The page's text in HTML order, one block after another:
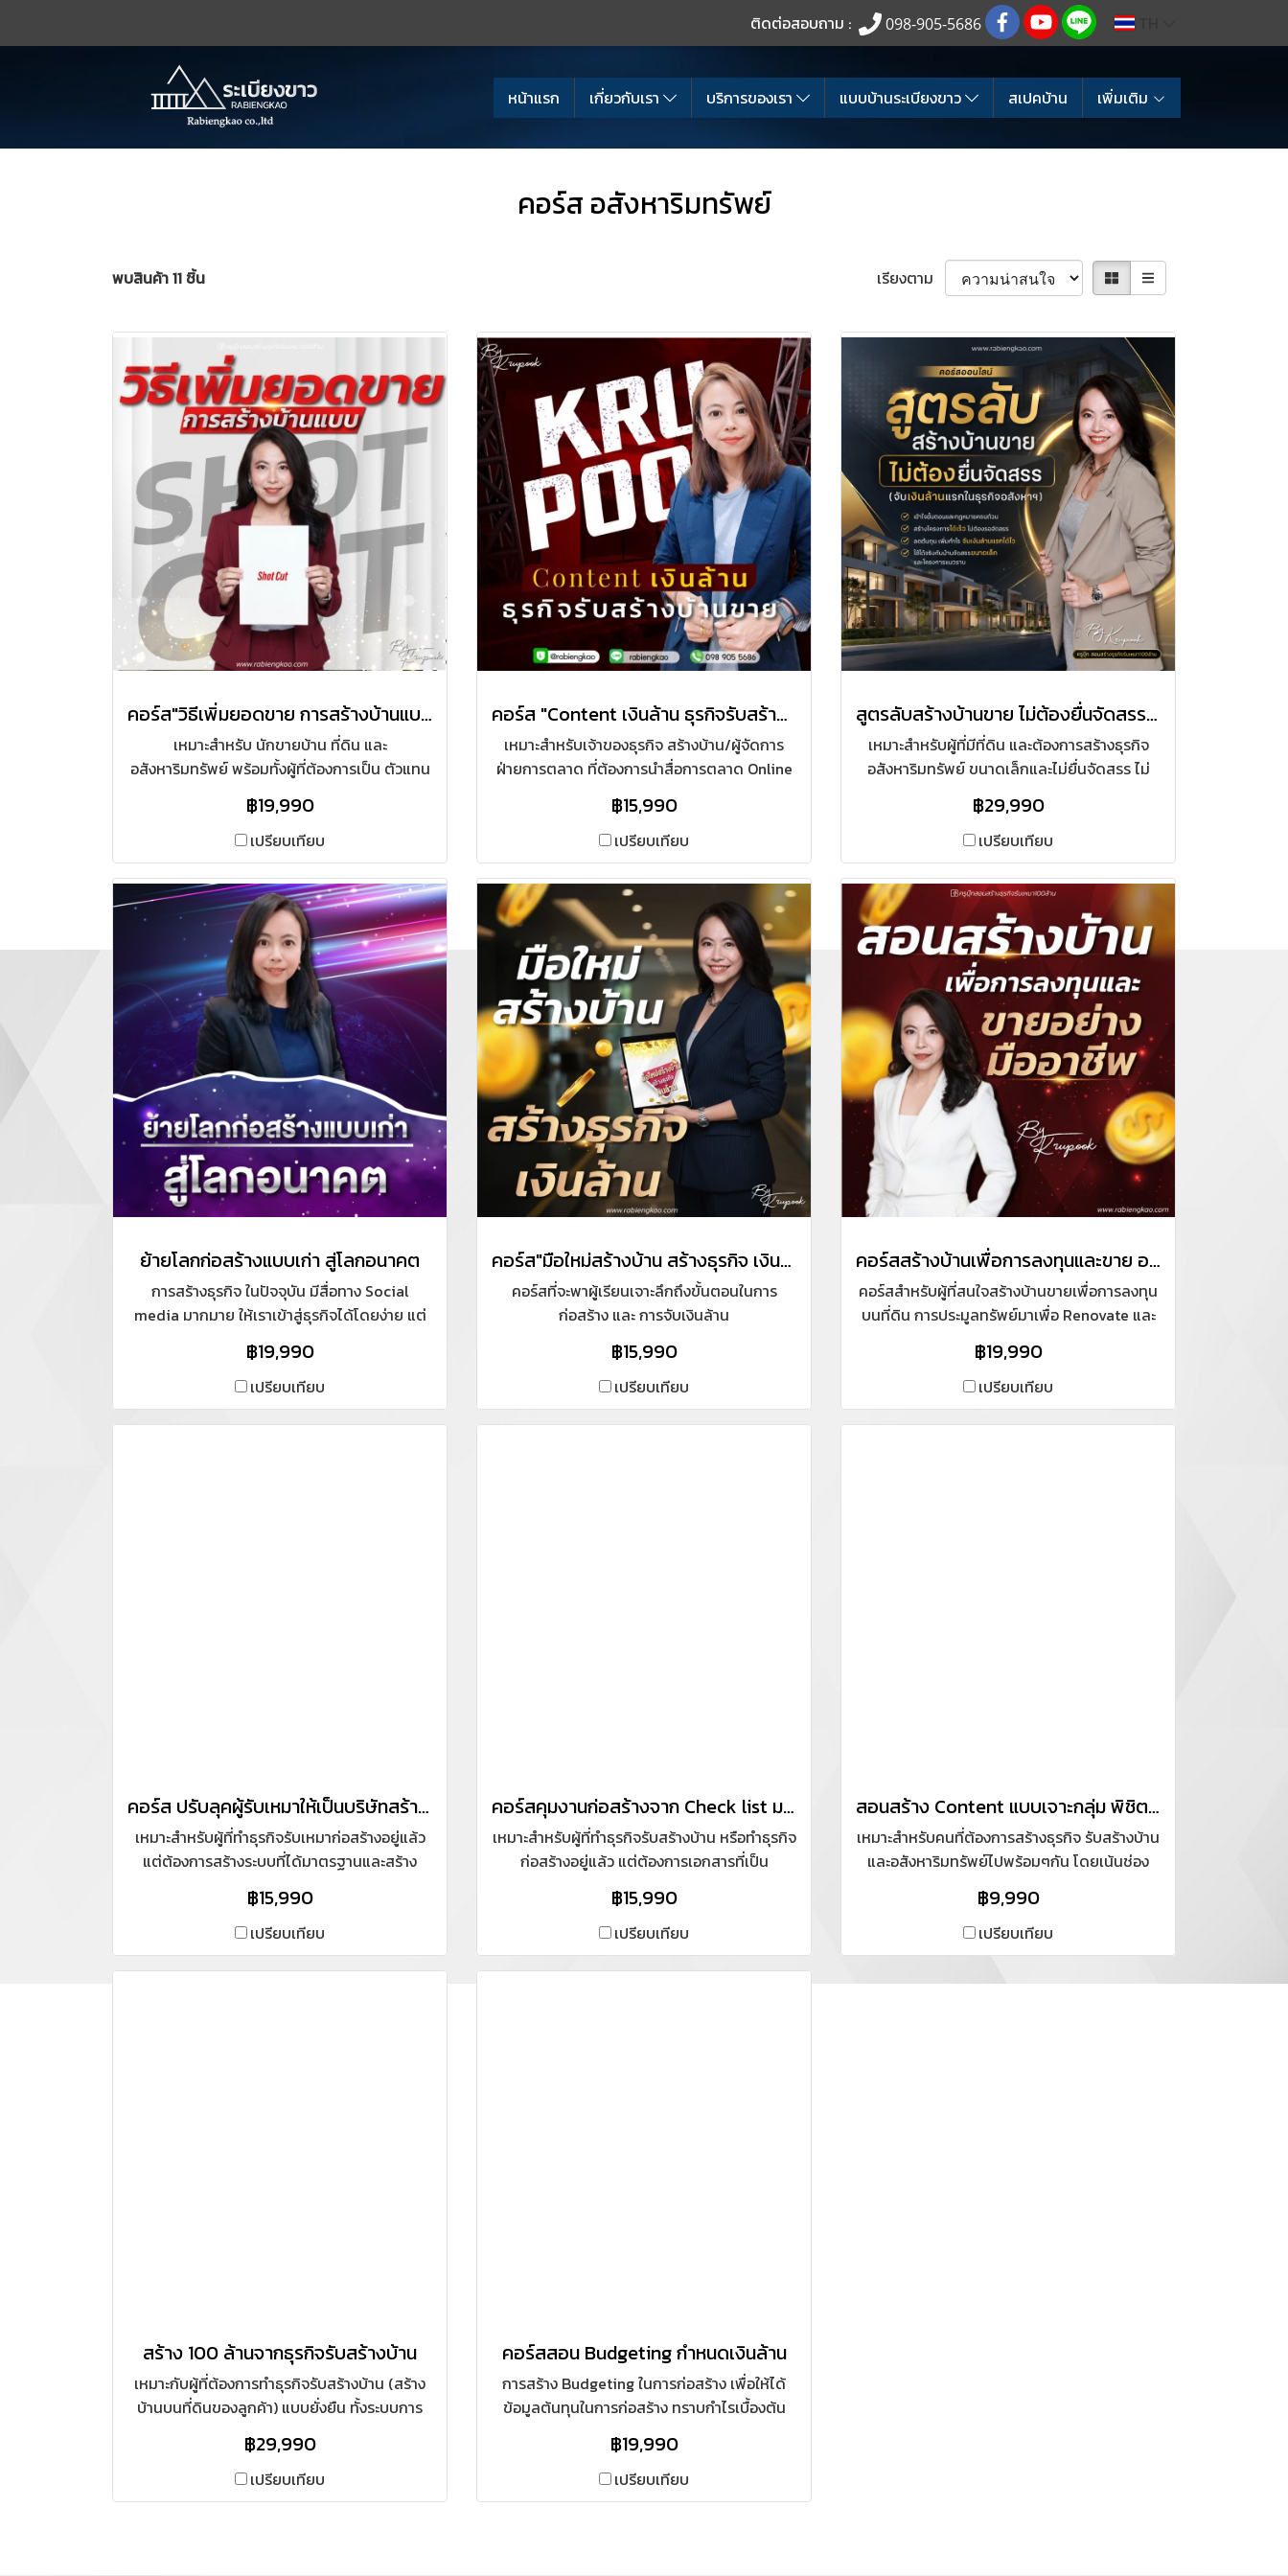
ติดต่อสอบถาม : 098-905-5686
หน้าแรก เกี่ยวกับเรา บริการของเรา แบบบ้านระเบียงขาว สเปคบ้าน เพิ่มเติม
คอร์ส อสังหาริมทรัพย์
พบสินค้า 11 ชิ้น เรียงตาม
คอร์ส"วิธีเพิ่มยอดขาย การสร้างบ้านแบบ Shot Cut"
เหมาะสำหรับ นักขายบ้าน ที่ดิน และ
อสังหาริมทรัพย์ พร้อมทั้งผู้ที่ต้องการเป็น ตัวแทน
ขายที่ต้องการสร้างยอดขายที่ยั่งยืน และสร้าง
ยอดขายให้มากขึ้นแบบทวีคูณกับลูกค้ารายย่อย
รวมทั้งผู้ที่ต้องบริหารทีมขาย ให้ติดตามงานและ
ปิดดีลได้ อย่างมืออาชีพ
฿19,990
เปรียบเทียบ
คอร์ส "Content เงินล้าน ธุรกิจรับสร้างบ้าน"
เหมาะสำหรับเจ้าของธุรกิจ สร้างบ้าน/ผู้จัดการ
ฝ่ายการตลาด ที่ต้องการนำสื่อการตลาด Online
และ ต้องหา Content ลงสื่อแพลตฟอร์มออนไลน์
ทุกวัน ให้สามารถ หา Content มาอัพเดทลงได้
อย่างต่อเนื่อง เน้นในธุรกิจของการรับสร้างบ้าน
หรือ รับเหมาก่อสร้าง
฿15,990
เปรียบเทียบ
สูตรลับสร้างบ้านขาย ไม่ต้องยื่นจัดสรร (จับเงินล้านแรกในธุรกิจอสังหาฯ)
เหมาะสำหรับผู้ที่มีที่ดิน และต้องการสร้างธุรกิจ
อสังหาริมทรัพย์ ขนาดเล็กและไม่ยื่นจัดสรร ไม่
ต้องลงทุนเยอะในเบื้องต้นของการเริ่มต้นธุรกิจ
฿29,990
เปรียบเทียบ
ย้ายโลกก่อสร้างแบบเก่า สู่โลกอนาคต
การสร้างธุรกิจ ในปัจจุบัน มีสื่อทาง Social
media มากมาย ให้เราเข้าสู่ธุรกิจได้โดยง่าย แต่
ในธุรกิจที่มีดำเนินกิจการมาอยู่แล้ว ทั้งที่มีหน้าร้าน
มีสำนักงาน ที่ต้องมีพนักงานมาทำงาน และ มีที่
รับรองลูกค้า สามารถที่จะเพิ่มช่องทางการสร้าง
ธุรกิจรูปแบบออนไลน์ได้ และต้องสร้างธุรกิจให้
฿19,990
เปรียบเทียบ
คอร์ส"มือใหม่สร้างบ้าน สร้างธุรกิจ เงินล้าน"
คอร์สที่จะพาผู้เรียนเจาะลึกถึงขั้นตอนในการ
ก่อสร้าง และ การจับเงินล้าน
฿15,990
เปรียบเทียบ
คอร์สสร้างบ้านเพื่อการลงทุนและขาย อย่างมืออาชีพ
คอร์สสำหรับผู้ที่สนใจสร้างบ้านขายเพื่อการลงทุน
บนที่ดิน การประมูลทรัพย์มาเพื่อ Renovate และ
ขายรวมถึง การรับสร้างบ้านบนที่ดินลูกค้า บริเวณ
ที่เราทำโครงการ.
฿19,990
เปรียบเทียบ
คอร์ส ปรับลุคผู้รับเหมาให้เป็นบริษัทสร้างบ้านมืออาชีพ
เหมาะสำหรับผู้ที่ทำธุรกิจรับเหมาก่อสร้างอยู่แล้ว
แต่ต้องการสร้างระบบที่ได้มาตรฐานและสร้าง
สินค้าเป็นของตนเอง พร้อมเน้นเรื่องการตลาด
Online ในแบบ Personal Brand ( การสร้างตัว
ตนบนโลก Online )
฿15,990
เปรียบเทียบ
คอร์สคุมงานก่อสร้างจาก Check list มาตรฐานงานจริง อย่างเป็นระบบ
เหมาะสำหรับผู้ที่ทำธุรกิจรับสร้างบ้าน หรือทำธุรกิจ
ก่อสร้างอยู่แล้ว แต่ต้องการเอกสารที่เป็น
มาตรฐานในการทำงาน และผู้ที่ต้องการสร้างบ้าน
เอง
฿15,990
เปรียบเทียบ
สอนสร้าง Content แบบเจาะกลุ่ม พิชิตยอดขายรับสร้างบ้าน 100 ล้าน
เหมาะสำหรับคนที่ต้องการสร้างธุรกิจ รับสร้างบ้าน
และอสังหาริมทรัพย์ไปพร้อมๆกัน โดยเน้นช่อง
ทาง Online เน้นการหา Content ที่เกี่ยวข้องและ
จัดหมวดหมู่การขายได้ตรงกลุ่มเป้าหมาย แบบ
ประหยัดงบประมาณ รวมทั้งการทำ Content ผ่าน
ทุกช่องทางการตลาด.
฿9,990
เปรียบเทียบ
สร้าง 100 ล้านจากธุรกิจรับสร้างบ้าน
เหมาะกับผู้ที่ต้องการทำธุรกิจรับสร้างบ้าน (สร้าง
บ้านบนที่ดินของลูกค้า) แบบยั่งยืน ทั้งระบบการ
ตลาด การขายและการก่อสร้าง แบบยั่งยืน โดย
การใช้ช่องการตลาดทั้ง Online และ Offline.
฿29,990
เปรียบเทียบ
คอร์สสอน Budgeting กำหนดเงินล้าน
การสร้าง Budgeting ในการก่อสร้าง เพื่อให้ได้
ข้อมูลต้นทุนในการก่อสร้าง ทราบกำไรเบื้องต้น
และแบ่งงานตามงวดงานได้อย่างถูกต้อง พร้อมทั้ง
ตัดงบประมาณการก่อสร้างได้อย่างเที่ยงตรง รู้
กำไรแบบ Real Time
฿19,990
เปรียบเทียบ